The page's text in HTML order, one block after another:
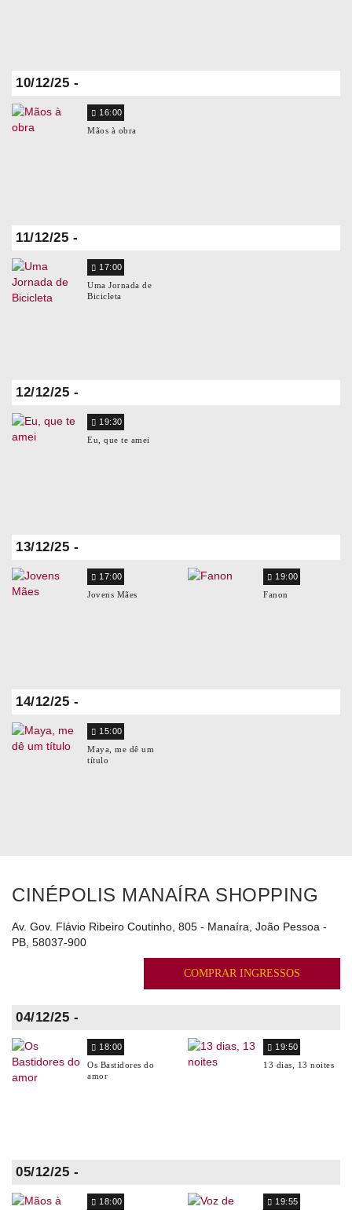
10/12/25 -
16:00
Mãos à obra
11/12/25 -
17:00
Uma Jornada de
Bicicleta
12/12/25 -
19:30
Eu, que te amei
13/12/25 -
17:00
Jovens Mães
19:00
Fanon
14/12/25 -
15:00
Maya, me dê um
título
CINÉPOLIS MANAÍRA SHOPPING
Av. Gov. Flávio Ribeiro Coutinho, 805 - Manaíra, João Pessoa -
PB, 58037-900
COMPRAR INGRESSOS
04/12/25 -
18:00
Os Bastidores do
amor
19:50
13 dias, 13 noites
05/12/25 -
18:00
19:55